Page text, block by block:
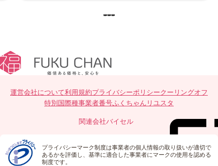
運営会社について利用規約プライバシーポリシークーリングオフ
特別国際種事業者番号ふくちゃんリユスタ
関連会社バイセル
プライバシーマーク制度は事業者の個人情報の取り扱いが適切で
あるかを評価し、基準に適合した事業者にマークの使用を認める
制度です。